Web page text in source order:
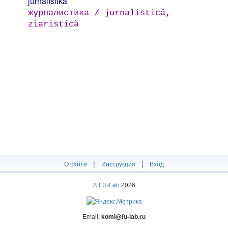
журналистика / jurnalistică,
ziaristică
О сайте | Инструкция | Вход
© FU-Lab2026
Email:komi@fu-lab.ru